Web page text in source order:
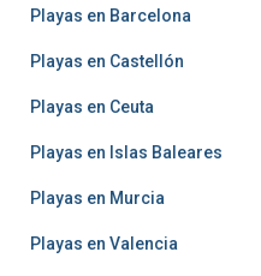
Playas en Barcelona
Playas en Castellón
Playas en Ceuta
Playas en Islas Baleares
Playas en Murcia
Playas en Valencia